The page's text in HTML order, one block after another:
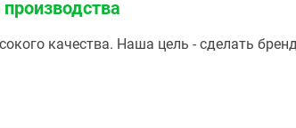
качества. Наша цель - сделать